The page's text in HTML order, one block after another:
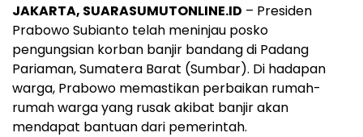
JAKARTA, SUARASUMUTONLINE.ID – Presiden
Prabowo Subianto telah meninjau posko
pengungsian korban banjir bandang di Padang
Pariaman, Sumatera Barat (Sumbar). Di hadapan
warga, Prabowo memastikan perbaikan rumah-
rumah warga yang rusak akibat banjir akan
mendapat bantuan dari pemerintah.